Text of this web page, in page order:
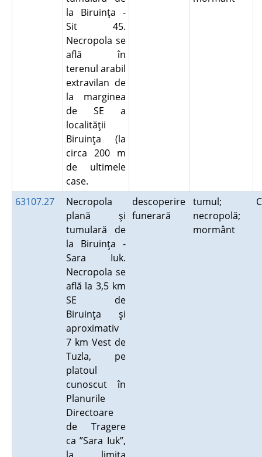
la Biruinţa -
Sit 45.
Necropola se
află în
terenul arabil
extravilan de
la marginea
de SE a
localităţii
Biruinţa (la
circa 200 m
de ultimele
case.
63107.27
Necropola
plană şi
tumulară de
la Biruinţa -
Sara Iuk.
Necropola se
află la 3,5 km
SE de
Biruinţa şi
aproximativ
7 km Vest de
Tuzla, pe
platoul
cunoscut în
Planurile
Directoare
de Tragere
ca ”Sara Iuk”,
descoperire
funerară
tumul;
necropolă;
mormânt